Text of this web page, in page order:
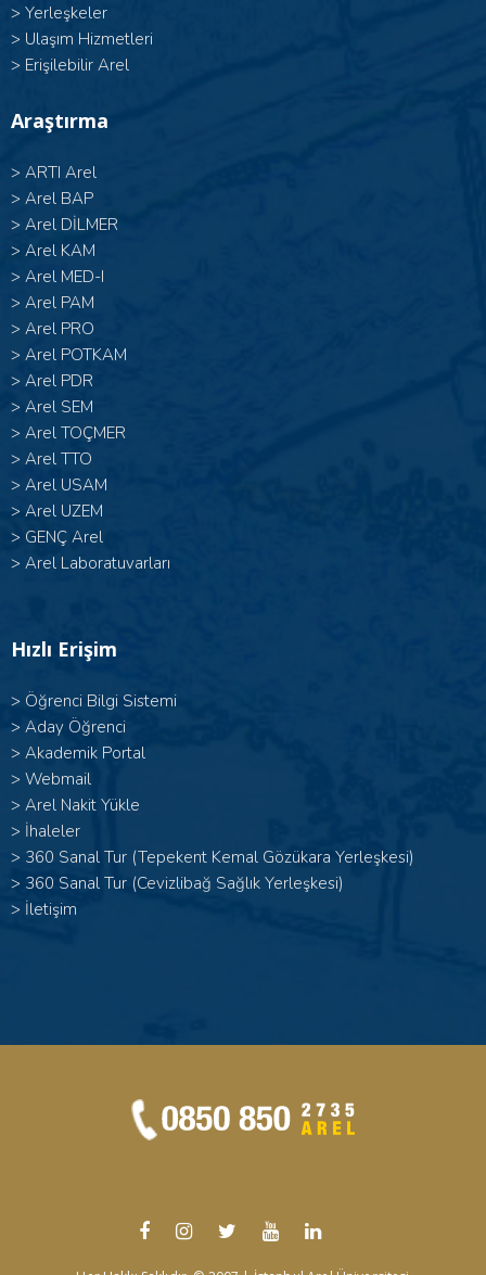
> Yerleşkeler
> Ulaşım Hizmetleri
> Erişilebilir Arel
Araştırma
> ARTI Arel
> Arel BAP
> Arel DİLMER
> Arel KAM
> Arel MED-I
> Arel PAM
> Arel PRO
> Arel POTKAM
> Arel PDR
> Arel SEM
> Arel TOÇMER
> Arel TTO
> Arel USAM
> Arel UZEM
> GENÇ Arel
> Arel Laboratuvarları
Hızlı Erişim
> Öğrenci Bilgi Sistemi
> Aday Öğrenci
> Akademik Portal
> Webmail
> Arel Nakit Yükle
> İhaleler
> 360 Sanal Tur (Tepekent Kemal Gözükara Yerleşkesi)
> 360 Sanal Tur (Cevizlibağ Sağlık Yerleşkesi)
> İletişim